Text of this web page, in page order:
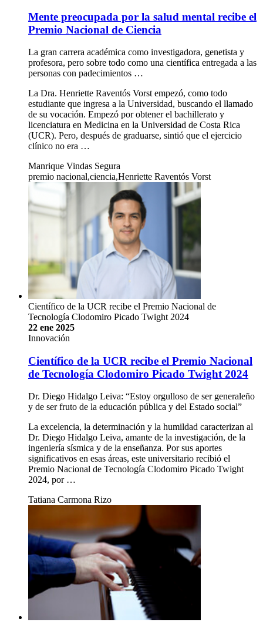
Mente preocupada por la salud mental recibe el
Premio Nacional de Ciencia
La gran carrera académica como investigadora, genetista y
profesora, pero sobre todo como una científica entregada a las
personas con padecimientos …
La Dra. Henriette Raventós Vorst empezó, como todo
estudiante que ingresa a la Universidad, buscando el llamado
de su vocación. Empezó por obtener el bachillerato y
licenciatura en Medicina en la Universidad de Costa Rica
(UCR). Pero, después de graduarse, sintió que el ejercicio
clínico no era …
Manrique Vindas Segura
premio nacional,ciencia,Henriette Raventós Vorst
Científico de la UCR recibe el Premio Nacional de
Tecnología Clodomiro Picado Twight 2024
22 ene 2025
Innovación
Científico de la UCR recibe el Premio Nacional
de Tecnología Clodomiro Picado Twight 2024
Dr. Diego Hidalgo Leiva: “Estoy orgulloso de ser generaleño
y de ser fruto de la educación pública y del Estado social”
La excelencia, la determinación y la humildad caracterizan al
Dr. Diego Hidalgo Leiva, amante de la investigación, de la
ingeniería sísmica y de la enseñanza. Por sus aportes
significativos en esas áreas, este universitario recibió el
Premio Nacional de Tecnología Clodomiro Picado Twight
2024, por …
Tatiana Carmona Rizo